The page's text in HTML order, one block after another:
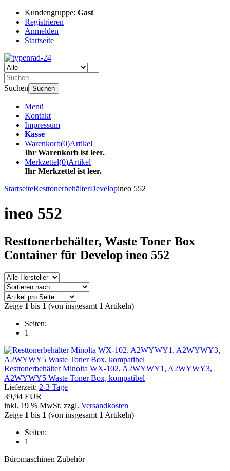
Kundengruppe: Gast
Registrieren
Anmelden
Startseite
Suchen Suchen
Menü
Kontakt
Impressum
Kasse
Warenkorb(0)Artikel
Ihr Warenkorb ist leer.
Merkzettel(0)Artikel
Ihr Merkzettel ist leer.
StartseiteResttonerbehälterDevelopineo 552
ineo 552
Resttonerbehälter, Waste Toner Box
Container für Develop ineo 552
Zeige 1 bis 1 (von insgesamt 1 Artikeln)
Seiten:
1
Resttonerbehälter Minolta WX-102, A2WYWY1, A2WYWY3,
A2WYWY5 Waste Toner Box, kompatibel
Lieferzeit: 2-3 Tage
39,94 EUR
inkl. 19 % MwSt. zzgl. Versandkosten
Zeige 1 bis 1 (von insgesamt 1 Artikeln)
Seiten:
1
Büromaschinen Zubehör